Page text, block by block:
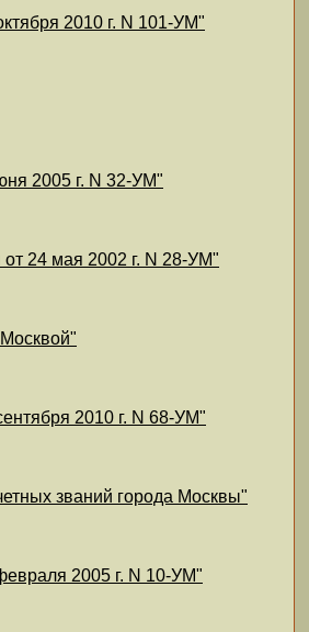
2010 г. N 101-УМ"
2005 г. N 32-УМ"
24 мая 2002 г. N 28-УМ"
2010 г. N 68-УМ"
званий города Москвы"
2005 г. N 10-УМ"